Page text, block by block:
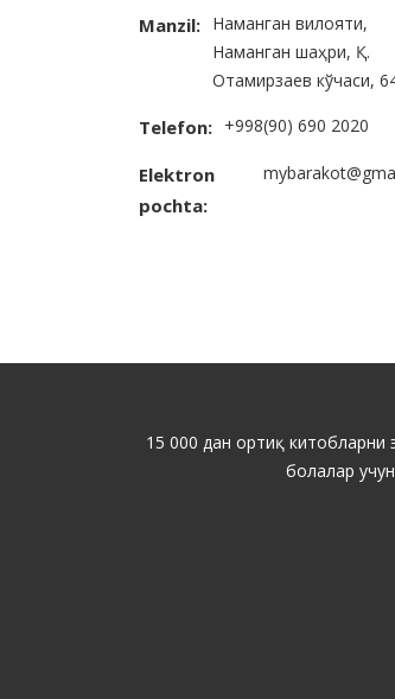
Manzil: Наманган вилояти,
Наманган шаҳри, Қ.
Отамирзаев кўчаси,
Telefon: +998(90) 690 2020
Elektron
pochta:
15 000 дан ортиқ китобларни
болалар